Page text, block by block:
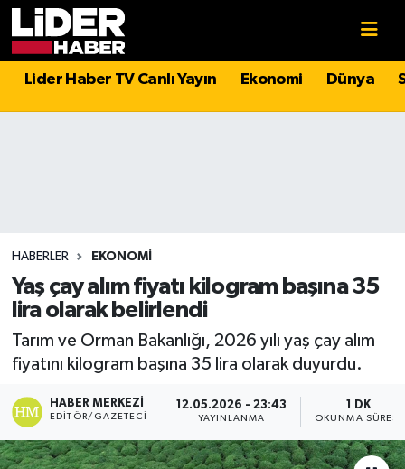
Lider Haber TV Canlı Yayın Ekonomi Dünya
HABERLER EKONOMI
Yaş çay alım fiyatı kilogram başına 35
lira olarak belirlendi
Tarım ve Orman Bakanlığı, 2026 yılı yaş çay alım
fiyatını kilogram başına 35 lira olarak duyurdu.
HABER MERKEZI
EDITÖR/GAZETECI
12.05.2026 - 23:43
YAYINLANMA
1 DK
OKUNMA SÜRESI
Politika
Magazin
Spor
Sağlık
Turizm
Hava Durumu
Süper Lig Puan Durumu ve Fikstür
Tüm Manşetler
Son Dakika Haberleri